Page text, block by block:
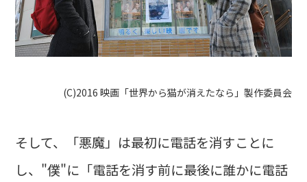
(C)2016 映画「世界から猫が消えたなら」製作委員会
そして、「悪魔」は最初に電話を消すことに
し、"僕"に「電話を消す前に最後に誰かに電話